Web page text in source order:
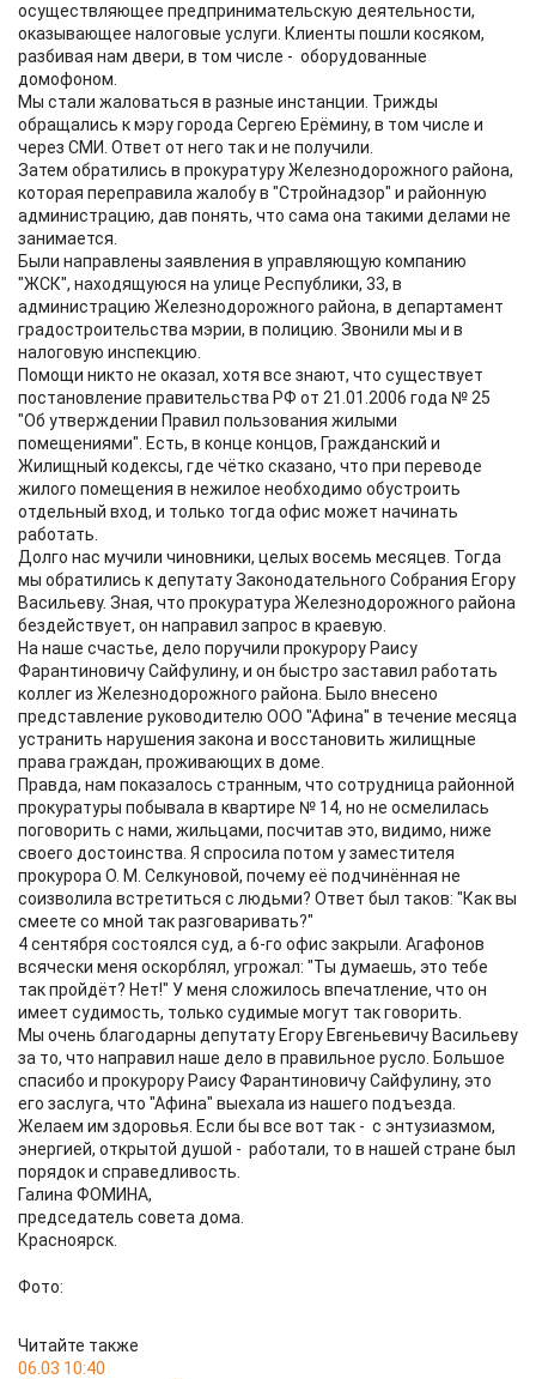
осуществляющее предпринимательскую деятельности,
оказывающее налоговые услуги. Клиенты пошли косяком,
разбивая нам двери, в том числе - оборудованные
домофоном.
Мы стали жаловаться в разные инстанции. Трижды
обращались к мэру города Сергею Ерёмину, в том числе и
через СМИ. Ответ от него так и не получили.
Затем обратились в прокуратуру Железнодорожного района,
которая переправила жалобу в "Стройнадзор" и районную
администрацию, дав понять, что сама она такими делами не
занимается.
Были направлены заявления в управляющую компанию
"ЖСК", находящуюся на улице Республики, 33, в
администрацию Железнодорожного района, в департамент
градостроительства мэрии, в полицию. Звонили мы и в
налоговую инспекцию.
Помощи никто не оказал, хотя все знают, что существует
постановление правительства РФ от 21.01.2006 года № 25
"Об утверждении Правил пользования жилыми
помещениями". Есть, в конце концов, Гражданский и
Жилищный кодексы, где чётко сказано, что при переводе
жилого помещения в нежилое необходимо обустроить
отдельный вход, и только тогда офис может начинать
работать.
Долго нас мучили чиновники, целых восемь месяцев. Тогда
мы обратились к депутату Законодательного Собрания Егору
Васильеву. Зная, что прокуратура Железнодорожного района
бездействует, он направил запрос в краевую.
На наше счастье, дело поручили прокурору Раису
Фарантиновичу Сайфулину, и он быстро заставил работать
коллег из Железнодорожного района. Было внесено
представление руководителю ООО "Афина" в течение месяца
устранить нарушения закона и восстановить жилищные
права граждан, проживающих в доме.
Правда, нам показалось странным, что сотрудница районной
прокуратуры побывала в квартире № 14, но не осмелилась
поговорить с нами, жильцами, посчитав это, видимо, ниже
своего достоинства. Я спросила потом у заместителя
прокурора О. М. Селкуновой, почему её подчинённая не
соизволила встретиться с людьми? Ответ был таков: "Как вы
смеете со мной так разговаривать?"
4 сентября состоялся суд, а 6-го офис закрыли. Агафонов
всячески меня оскорблял, угрожал: "Ты думаешь, это тебе
так пройдёт? Нет!" У меня сложилось впечатление, что он
имеет судимость, только судимые могут так говорить.
Мы очень благодарны депутату Егору Евгеньевичу Васильеву
за то, что направил наше дело в правильное русло. Большое
спасибо и прокурору Раису Фарантиновичу Сайфулину, это
его заслуга, что "Афина" выехала из нашего подъезда.
Желаем им здоровья. Если бы все вот так - с энтузиазмом,
энергией, открытой душой - работали, то в нашей стране был
порядок и справедливость.
Галина ФОМИНА,
председатель совета дома.
Красноярск.
Фото:
Читайте также
06.03 10:40